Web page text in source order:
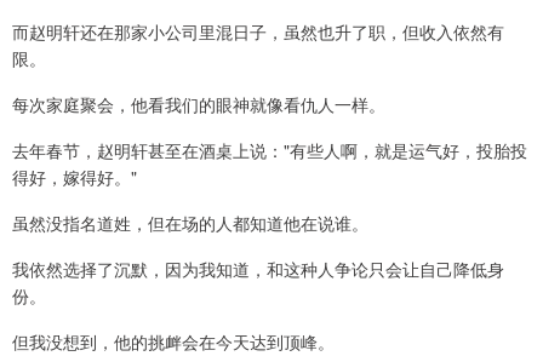
而赵明轩还在那家小公司里混日子，虽然也升了职，但收入依然有
限。
每次家庭聚会，他看我们的眼神就像看仇人一样。
去年春节，赵明轩甚至在酒桌上说："有些人啊，就是运气好，投胎投
得好，嫁得好。"
虽然没指名道姓，但在场的人都知道他在说谁。
我依然选择了沉默，因为我知道，和这种人争论只会让自己降低身
份。
但我没想到，他的挑衅会在今天达到顶峰。